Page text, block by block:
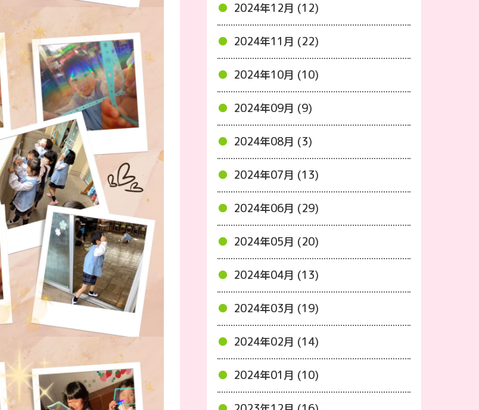
2024年12月 (12)
2024年11月 (22)
2024年10月 (10)
2024年09月 (9)
2024年08月 (3)
2024年07月 (13)
2024年06月 (29)
2024年05月 (20)
2024年04月 (13)
2024年03月 (19)
2024年02月 (14)
2024年01月 (10)